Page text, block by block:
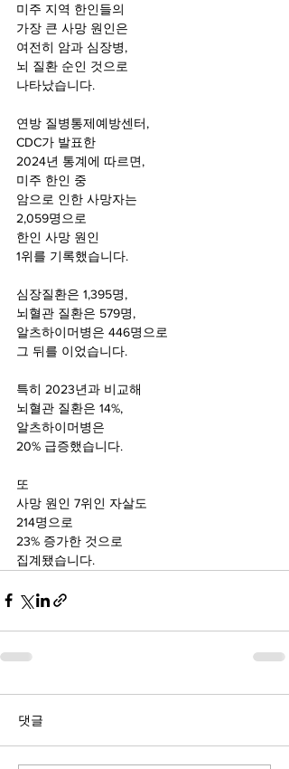
미주 지역 한인들의
가장 큰 사망 원인은
여전히 암과 심장병,
뇌 질환 순인 것으로
나타났습니다.
연방 질병통제예방센터,
CDC가 발표한
2024년 통계에 따르면,
미주 한인 중
암으로 인한 사망자는
2,059명으로
한인 사망 원인
1위를 기록했습니다.
심장질환은 1,395명,
뇌혈관 질환은 579명,
알츠하이머병은 446명으로
그 뒤를 이었습니다.
특히 2023년과 비교해
뇌혈관 질환은 14%,
알츠하이머병은
20% 급증했습니다.
또
사망 원인 7위인 자살도
214명으로
23% 증가한 것으로
집계됐습니다.
댓글